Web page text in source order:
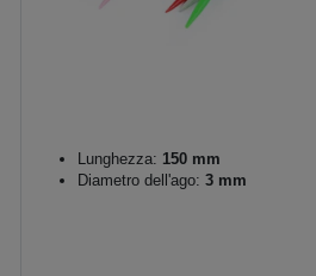
Lunghezza: 150 mm
Diametro dell'ago: 3 mm